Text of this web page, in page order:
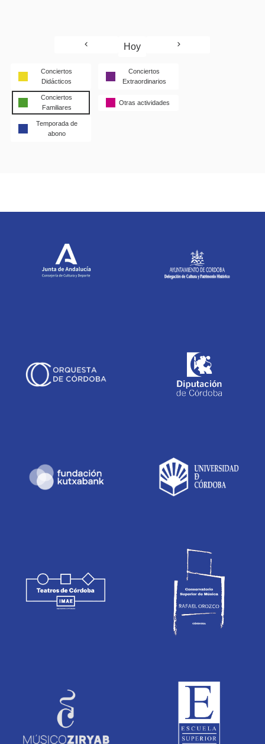
Hoy
Conciertos
Didácticos
Conciertos
Extraordinarios
Conciertos
Familiares
Otras actividades
Temporada de
abono